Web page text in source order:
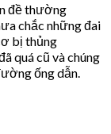
đề thường
chắc những đai
bị thủng
quá cũ và chúng
ống dẫn.